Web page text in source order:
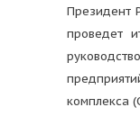
Президент
проведет
комплекса